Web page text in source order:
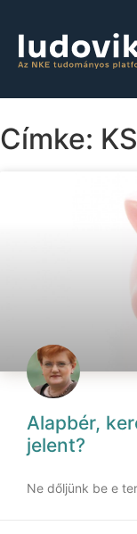
Címke:
Alapbér,
jelent?
Ne dőljünk be e